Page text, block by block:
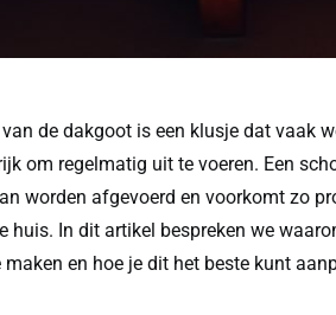
de dakgoot is een klusje dat vaak
om regelmatig uit te voeren. Een
worden afgevoerd en voorkomt zo
huis. In dit artikel bespreken we
en hoe je dit het beste kunt